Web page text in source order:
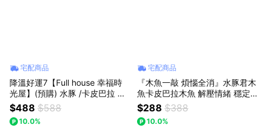
宅配商品
降溫好運7【Full house 幸福時
光屋】(預購) 水豚 /卡皮巴拉 小
木魚 ！畢業季-/耶誕禮物/聖誕禮
物/交換禮物/情人節禮物
$488 $588
10.0%
宅配商品
『木魚一敲 煩惱全消』水豚君木
魚卡皮巴拉木魚 解壓情緒 穩定-
開運禮物/紓壓小物/生日禮物/新
年禮物/耶誕禮物/交換禮物【Full
house 幸福時光屋】
$288 $388
10.0%